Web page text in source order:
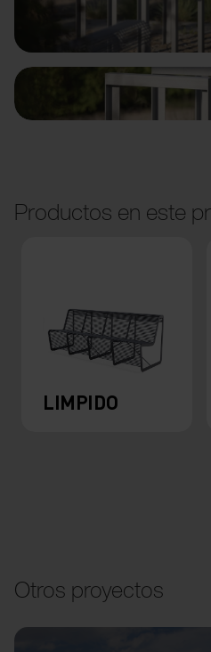
Anterior
Productos en este
LIMPIDO
Otros proyectos